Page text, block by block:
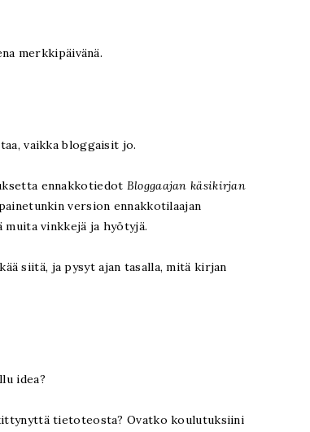
merkkipäivänä.
vaikka bloggaisit jo.
ennakkotiedot Bloggaajan käsikirjan
version ennakkotilaajan
vinkkejä ja hyötyjä.
siitä, ja pysyt ajan tasalla, mitä kirjan
idea?
tietoteosta? Ovatko koulutuksiini